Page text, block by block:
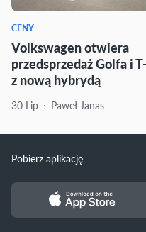
CENY
Volkswagen otwiera
przedsprzedaż Golfa i
z nową hybrydą
30 Lip Paweł Janas
Pobierz aplikację